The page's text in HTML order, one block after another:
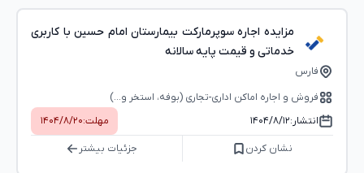
مزایده اجاره سوپرمارکت بیمارستان امام حسین با کاربری
خدماتی و قیمت پایه سالانه
فارس
فروش و اجاره اماکن اداری-تجاری (بوفه، استخر و...)
انتشار:۱۴۰۴/۸/۱۲ مهلت:۱۴۰۴/۸/۲۰
نشان کردن جزئیات بیشتر